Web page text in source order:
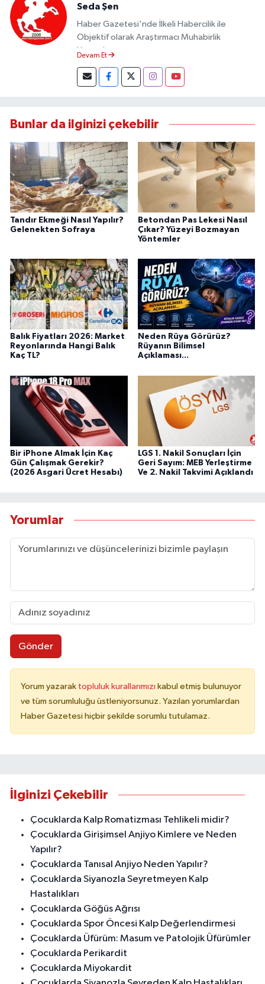
Seda Şen
Haber Gazetesi'nde İlkeli Habercilik ile
Objektif olarak Araştırmacı Muhabirlik
Yapmaktayım.
Devam Et
Bunlar da ilginizi çekebilir
Tandır Ekmeği Nasıl Yapılır?
Gelenekten Sofraya
Betondan Pas Lekesi Nasıl
Çıkar? Yüzeyi Bozmayan
Yöntemler
Balık Fiyatları 2026: Market
Reyonlarında Hangi Balık
Kaç TL?
Neden Rüya Görürüz?
Rüyanın Bilimsel
Açıklaması...
Bir iPhone Almak İçin Kaç
Gün Çalışmak Gerekir?
(2026 Asgari Ücret Hesabı)
LGS 1. Nakil Sonuçları İçin
Geri Sayım: MEB Yerleştirme
Ve 2. Nakil Takvimi Açıklandı
Yorumlar
Gönder
Yorum yazarak topluluk kurallarımızı kabul etmiş bulunuyor
ve tüm sorumluluğu üstleniyorsunuz. Yazılan yorumlardan
Haber Gazetesi hiçbir şekilde sorumlu tutulamaz.
İlginizi Çekebilir
Çocuklarda Kalp Romatizması Tehlikeli midir?
Çocuklarda Girişimsel Anjiyo Kimlere ve Neden
Yapılır?
Çocuklarda Tanısal Anjiyo Neden Yapılır?
Çocuklarda Siyanozla Seyretmeyen Kalp
Hastalıkları
Çocuklarda Göğüs Ağrısı
Çocuklarda Spor Öncesi Kalp Değerlendirmesi
Çocuklarda Üfürüm: Masum ve Patolojik Üfürümler
Çocuklarda Perikardit
Çocuklarda Miyokardit